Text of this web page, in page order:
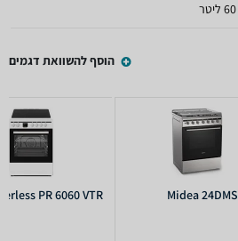
60 ליטר
הוסף להשוואת דגמים
Midea
PR 6060 VTR